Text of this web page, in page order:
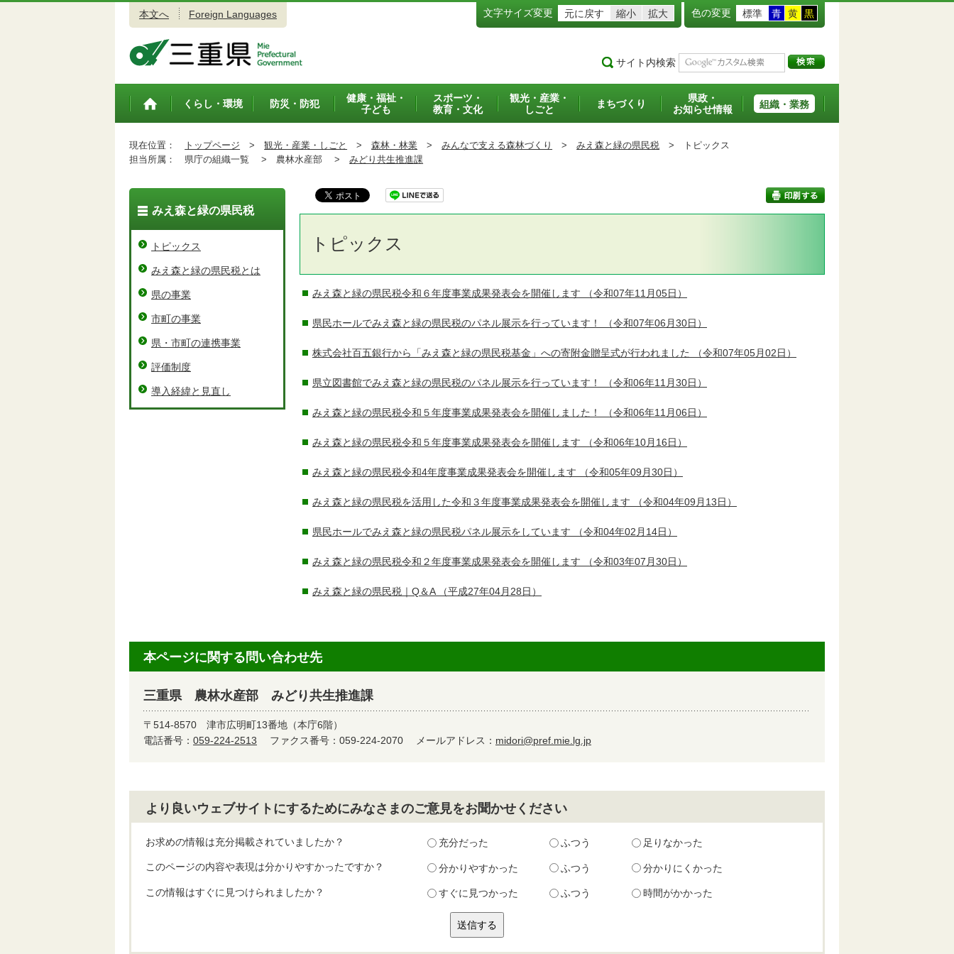
本文へ Foreign Languages 文字サイズ変更 元に戻す 縮小 拡大 色の変更 標準 青 黄 黒
サイト内検索
トップペ
くらし・環境 防災・防犯
健康・福祉・
子ども
スポーツ・
教育・文化
観光・産業・
しごと
まちづくり
県政・
お知らせ情報
組織・業務
現在位置： トップページ > 観光・産業・しごと > 森林・林業 > みんなで支える森林づくり > みえ森と緑の県民税 > トピックス
担当所属：
県庁の組織一覧 > 農林水産部 > みどり共生推進課
トピックス
みえ森と緑の県民税令和６年度事業成果発表会を開催します （令和07年11月05日）
県民ホールでみえ森と緑の県民税のパネル展示を行っています！ （令和07年06月30日）
株式会社百五銀行から「みえ森と緑の県民税基金」への寄附金贈呈式が行われました （令和07年05月02日）
県立図書館でみえ森と緑の県民税のパネル展示を行っています！ （令和06年11月30日）
みえ森と緑の県民税令和５年度事業成果発表会を開催しました！ （令和06年11月06日）
みえ森と緑の県民税令和５年度事業成果発表会を開催します （令和06年10月16日）
みえ森と緑の県民税令和4年度事業成果発表会を開催します （令和05年09月30日）
みえ森と緑の県民税を活用した令和３年度事業成果発表会を開催します （令和04年09月13日）
県民ホールでみえ森と緑の県民税パネル展示をしています （令和04年02月14日）
みえ森と緑の県民税令和２年度事業成果発表会を開催します （令和03年07月30日）
みえ森と緑の県民税｜Q＆A（平成27年04月28日）
みえ森と緑の県民税
トピックス
みえ森と緑の県民税とは
県の事業
市町の事業
県・市町の連携事業
評価制度
導入経緯と見直し
本ページに関する問い合わせ先
三重県 農林水産部 みどり共生推進課
〒514-8570 津市広明町13番地（本庁6階）
電話番号： 059-224-2513 ファクス番号：059-224-2070 メールアドレス： midori@pref.mie.lg.jp
より良いウェブサイトにするためにみなさまのご意見をお聞かせください
お求めの情報は充分掲載されていましたか？ 充分だった ふつう 足りなかった
このページの内容や表現は分かりやすかったですか？ 分かりやすかった ふつう 分かりにくかった
この情報はすぐに見つけられましたか？ すぐに見つかった ふつう 時間がかかった